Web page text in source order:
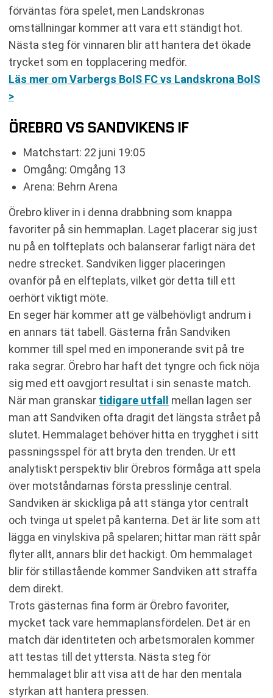
förväntas föra spelet, men Landskronas
omställningar kommer att vara ett ständigt hot.
Nästa steg för vinnaren blir att hantera det ökade
trycket som en topplacering medför.
Läs mer om Varbergs BoIS FC vs Landskrona BoIS
>
ÖREBRO VS SANDVIKENS IF
Matchstart: 22 juni 19:05
Omgång: Omgång 13
Arena: Behrn Arena
Örebro kliver in i denna drabbning som knappa
favoriter på sin hemmaplan. Laget placerar sig just
nu på en tolfteplats och balanserar farligt nära det
nedre strecket. Sandviken ligger placeringen
ovanför på en elfteplats, vilket gör detta till ett
oerhört viktigt möte.
En seger här kommer att ge välbehövligt andrum i
en annars tät tabell. Gästerna från Sandviken
kommer till spel med en imponerande svit på tre
raka segrar. Örebro har haft det tyngre och fick nöja
sig med ett oavgjort resultat i sin senaste match.
När man granskar tidigare utfall
mellan lagen ser
man att Sandviken ofta dragit det längsta strået på
slutet. Hemmalaget behöver hitta en trygghet i sitt
passningsspel för att bryta den trenden. Ur ett
analytiskt perspektiv blir Örebros förmåga att spela
över motståndarnas första presslinje central.
Sandviken är skickliga på att stänga ytor centralt
och tvinga ut spelet på kanterna. Det är lite som att
lägga en vinylskiva på spelaren; hittar man rätt spår
flyter allt, annars blir det hackigt. Om hemmalaget
blir för stillastående kommer Sandviken att straffa
dem direkt.
Trots gästernas fina form är Örebro favoriter,
mycket tack vare hemmaplansfördelen. Det är en
match där identiteten och arbetsmoralen kommer
att testas till det yttersta. Nästa steg för
hemmalaget blir att visa att de har den mentala
styrkan att hantera pressen.